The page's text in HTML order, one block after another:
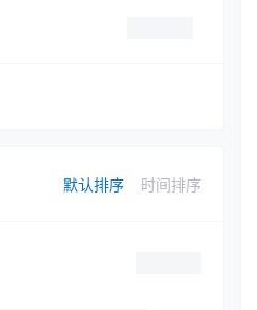
默认排序 时间排序